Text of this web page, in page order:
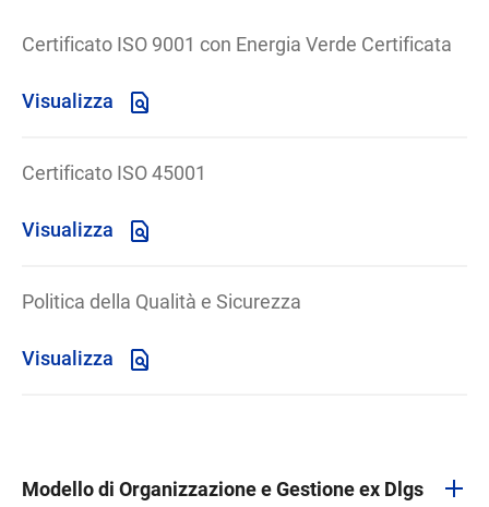
Certificato ISO 9001 con Energia Verde Certificata
Visualizza
Certificato ISO 45001
Visualizza
Politica della Qualità e Sicurezza
Visualizza
Modello di Organizzazione e Gestione ex Dlgs